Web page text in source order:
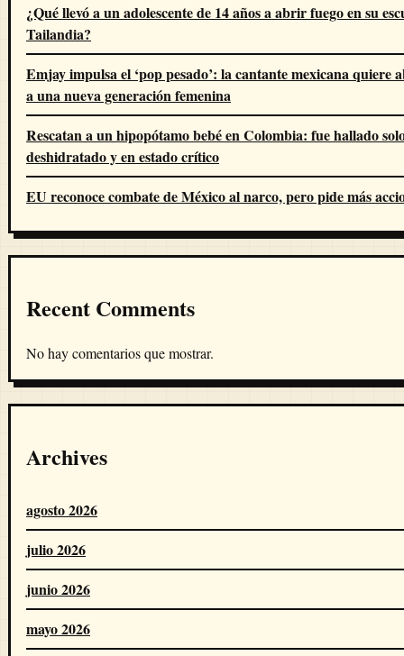
¿Qué llevó a un adolescente de 14 años a abrir fuego en su
Tailandia?
Emjay impulsa el ‘pop pesado’: la cantante mexicana quiere
a una nueva generación femenina
Rescatan a un hipopótamo bebé en Colombia: fue hallado
deshidratado y en estado crítico
EU reconoce combate de México al narco, pero pide más
Recent Comments
No hay comentarios que mostrar.
Archives
agosto 2026
julio 2026
junio 2026
mayo 2026